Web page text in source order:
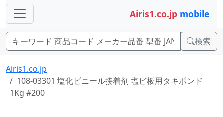
Airis1.co.jp mobile
検索
Airis1.co.jp
108-03301 塩化ビニール接着剤 塩ビ板用タキボンド
1Kg #200